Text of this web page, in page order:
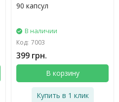
90 капсул
В наличии
Код: 7003
399 грн.
В корзину
Купить в 1 клик